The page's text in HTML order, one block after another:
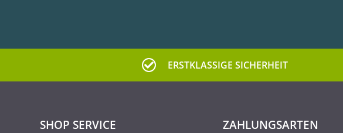
ERSTKLASSIGE SICHERHEIT
SHOP SERVICE ZAHLUNGSARTEN